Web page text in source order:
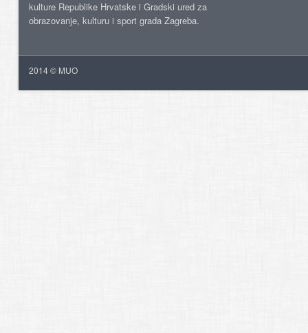
kulture Republike Hrvatske i Gradski ured za
obrazovanje, kulturu i sport grada Zagreba.
2014 © MUO